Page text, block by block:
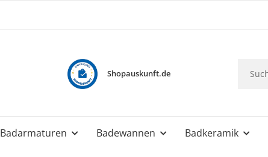
Shopauskunft.de
Badarmaturen Badewannen Badkeramik